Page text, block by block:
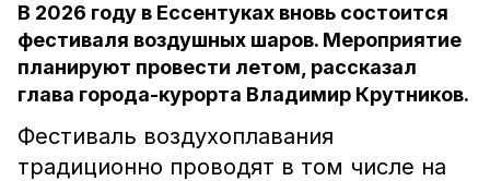
В 2026 году в Ессентуках вновь состоится
фестиваля воздушных шаров. Мероприятие
планируют провести летом, рассказал
глава города-курорта Владимир Крутников.
Фестиваль воздухоплавания
традиционно проводят в том числе на